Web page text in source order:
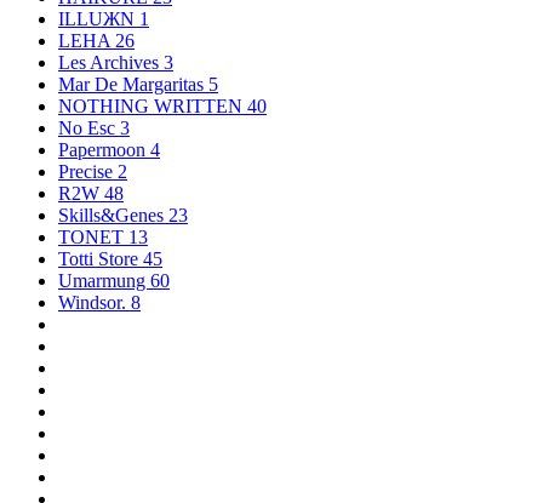
ILLUЖN 1
LEHA 26
Les Archives 3
Mar De Margaritas 5
NOTHING WRITTEN 40
No Esc 3
Papermoon 4
Precise 2
R2W 48
Skills&Genes 23
TONET 13
Totti Store 45
Umarmung 60
Windsor. 8